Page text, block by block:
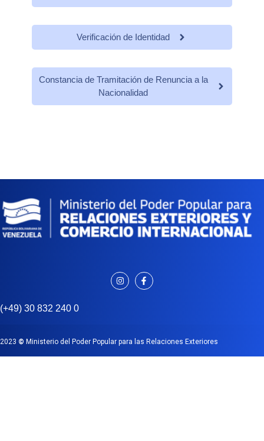
Verificación de Identidad
Constancia de Tramitación de Renuncia a la
Nacionalidad
(+49) 30 832 240 0
2023 © Ministerio del Poder Popular para las Relaciones Exteriores